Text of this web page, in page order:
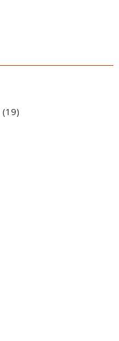
product
1919